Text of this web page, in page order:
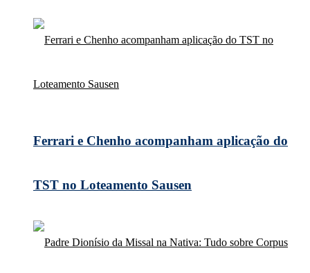
Ferrari e Chenho acompanham aplicação do
TST no Loteamento Sausen